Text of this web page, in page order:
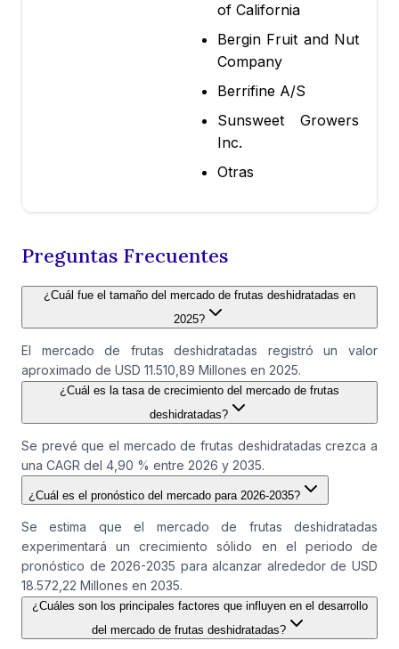
of California
Bergin Fruit and Nut
Company
Berrifine A/S
Sunsweet Growers
Inc.
Otras
Preguntas Frecuentes
¿Cuál fue el tamaño del mercado de frutas deshidratadas en
2025?
El mercado de frutas deshidratadas registró un valor
aproximado de USD 11.510,89 Millones en 2025.
¿Cuál es la tasa de crecimiento del mercado de frutas
deshidratadas?
Se prevé que el mercado de frutas deshidratadas crezca a
una CAGR del 4,90 % entre 2026 y 2035.
¿Cuál es el pronóstico del mercado para 2026-2035?
Se estima que el mercado de frutas deshidratadas
experimentará un crecimiento sólido en el periodo de
pronóstico de 2026-2035 para alcanzar alrededor de USD
18.572,22 Millones en 2035.
¿Cuáles son los principales factores que influyen en el desarrollo
del mercado de frutas deshidratadas?